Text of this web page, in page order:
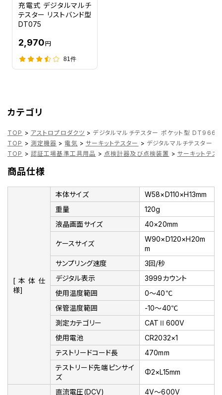
充電式 デジタルマルチ
テスター リストバンド型
DT075
2,970円
81件
カテゴリ
TOP > アストロプロダクツ > デジタルマルチテスター ポケット型 DT966
TOP > 測定機器 > 電気 > サーキットテスター > デジタルマルチテスター
TOP > 認証工場基準工具用品 > 点検計器及び点検装置 > サーキットテス
商品仕様
[本体仕
様]
本体サイズ
W58×D110×H13mm
重量
120g
液晶画面サイズ
40×20mm
ケースサイズ
W90×D120×H20m
m
サンプリング速度
3回/秒
デジタル表示
3999カウント
使用温度範囲
0～40℃
保管温度範囲
-10～40℃
測定カテゴリー
CATⅡ600V
使用電池
CR2032×1
テストリードコード長
470mm
テストリード先端ピンサイ
ズ
Φ2×L15mm
直流電圧(DCV) 4V～600V